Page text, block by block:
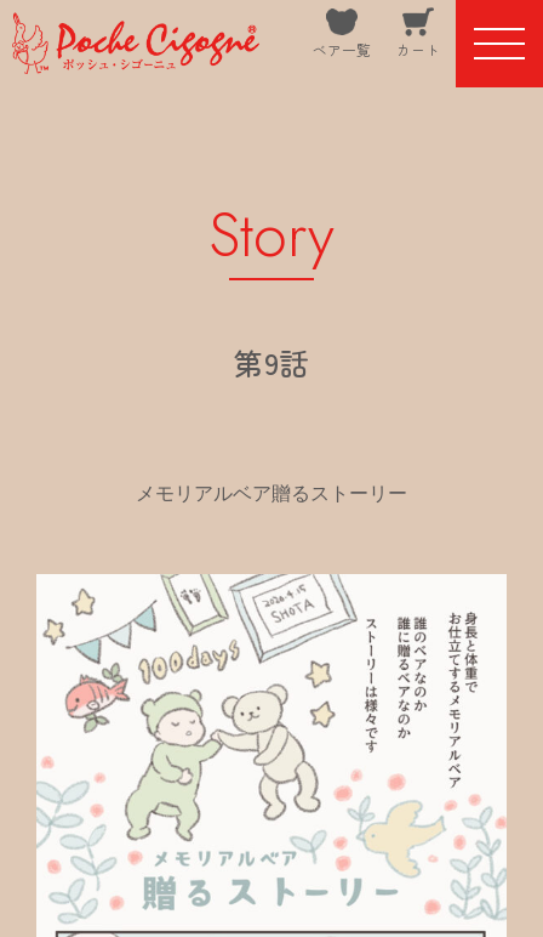
ベア一覧 カート
Story
第9話
メモリアルベア贈るストーリー